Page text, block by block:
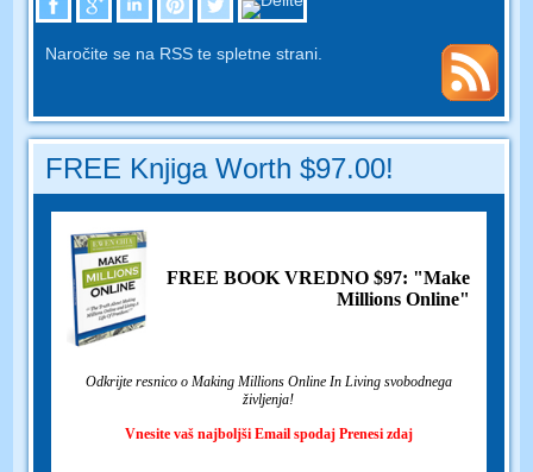
Naročite se na RSS te spletne strani.
FREE Knjiga Worth $97.00!
FREE BOOK VREDNO $97: "Make
Millions Online"
Odkrijte resnico o Making Millions Online In Living svobodnega
življenja!
Vnesite vaš najboljši Email spodaj Prenesi zdaj